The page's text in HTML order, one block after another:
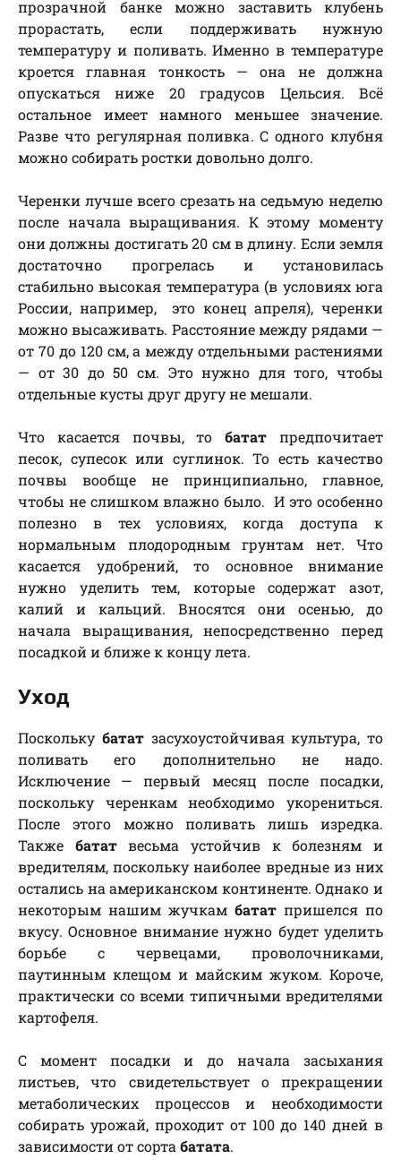
прозрачной банке можно заставить клубень
прорастать, если поддерживать нужную
температуру и поливать. Именно в температуре
кроется главная тонкость — она не должна
опускаться ниже 20 градусов Цельсия. Всё
остальное имеет намного меньшее значение.
Разве что регулярная поливка. С одного клубня
можно собирать ростки довольно долго.
Черенки лучше всего срезать на седьмую неделю
после начала выращивания. К этому моменту
они должны достигать 20 см в длину. Если земля
достаточно прогрелась и установилась
стабильно высокая температура (в условиях юга
России, например, это конец апреля), черенки
можно высаживать. Расстояние между рядами —
от 70 до 120 см, а между отдельными растениями
— от 30 до 50 см. Это нужно для того, чтобы
отдельные кусты друг другу не мешали.
Что касается почвы, тобатат предпочитает
песок, супесок или суглинок. То есть качество
почвы вообще не принципиально, главное,
чтобы не слишком влажно было. И это особенно
полезно в тех условиях, когда доступа к
нормальным плодородным грунтам нет. Что
касается удобрений, то основное внимание
нужно уделить тем, которые содержат азот,
калий и кальций. Вносятся они осенью, до
начала выращивания, непосредственно перед
посадкой и ближе к концу лета.
Уход
Поскольку бататзасухоустойчивая культура, то
поливать его дополнительно не надо.
Исключение — первый месяц после посадки,
поскольку черенкам необходимо укорениться.
После этого можно поливать лишь изредка.
Также бататвесьма устойчив к болезням и
вредителям, поскольку наиболее вредные из них
остались на американском континенте. Однако и
некоторым нашим жучкам батат пришелся по
вкусу. Основное внимание нужно будет уделить
борьбе с червецами, проволочниками,
паутинным клещом и майским жуком. Короче,
практически со всеми типичными вредителями
картофеля.
С момент посадки и до начала засыхания
листьев, что свидетельствует о прекращении
метаболических процессов и необходимости
собирать урожай, проходит от 100 до 140 дней в
зависимости от сорта батата.